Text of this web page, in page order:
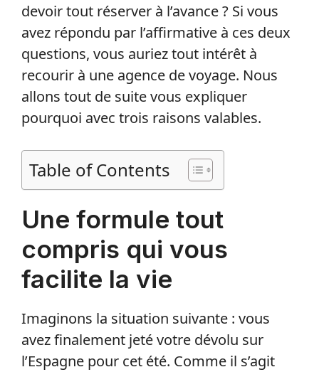
devoir tout réserver à l’avance ? Si vous
avez répondu par l’affirmative à ces deux
questions, vous auriez tout intérêt à
recourir à une agence de voyage. Nous
allons tout de suite vous expliquer
pourquoi avec trois raisons valables.
Table of Contents
Une formule tout
compris qui vous
facilite la vie
Imaginons la situation suivante : vous
avez finalement jeté votre dévolu sur
l’Espagne pour cet été. Comme il s’agit